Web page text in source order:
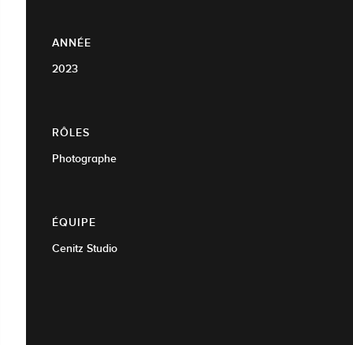
ANNÉE
2023
RÔLES
Photographe
ÉQUIPE
Cenitz Studio